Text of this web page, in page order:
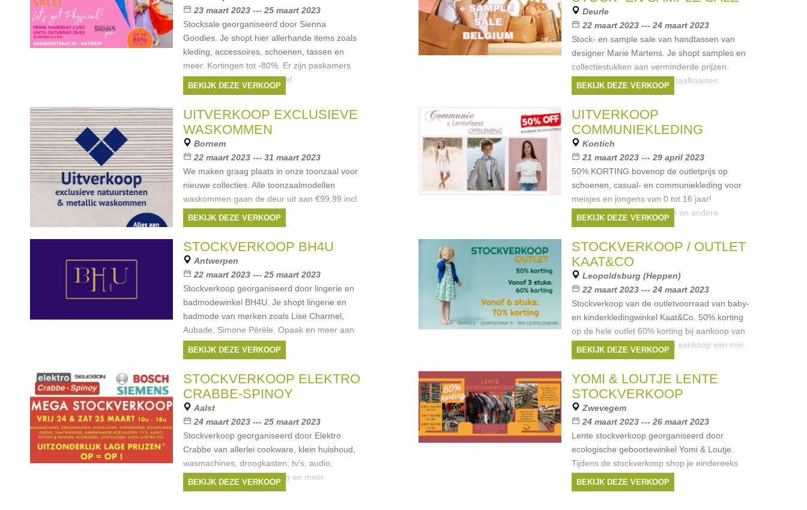
23 maart 2023 --- 25 maart 2023
Stocksale georganiseerd door Sienna
Goodies. Je shopt hier allerhande items zoals
kleding, accessoires, schoenen, tassen en
meer. Kortingen tot -80%. Er zijn paskamers
aanwezig. Betalen kan enkel
BEKIJK DEZE VERKOOP
Deurle
22 maart 2023 --- 24 maart 2023
Stock- en sample sale van handtassen van
designer Marie Martens. Je shopt samples en
collectiestukken aan verminderde prijzen.
Betalen kan cash of met betaalkaarten.
BEKIJK DEZE VERKOOP
UITVERKOOP EXCLUSIEVE
WASKOMMEN
Bornem
22 maart 2023 --- 31 maart 2023
We maken graag plaats in onze toonzaal voor
nieuwe collecties. Alle toonzaalmodellen
waskommen gaan de deur uit aan €99,99 incl.
btw
Merken:Aloha,mosavit
BEKIJK DEZE VERKOOP
UITVERKOOP
COMMUNIEKLEDING
Kontich
21 maart 2023 --- 29 april 2023
50% KORTING bovenop de outletprijs op
schoenen, casual- en communiekleding voor
meisjes en jongens van 0 tot 16 jaar!
*uitgezonderd ronde prijzen en andere
kortingen
BEKIJK DEZE VERKOOP
STOCKVERKOOP BH4U
Antwerpen
22 maart 2023 --- 25 maart 2023
Stockverkoop georganiseerd door lingerie en
badmodewinkel BH4U. Je shopt lingerie en
badmode van merken zoals Lise Charmel,
Aubade, Simone Pérèle, Opaak en meer aan
kortingen tot -50%.
BEKIJK DEZE VERKOOP
STOCKVERKOOP / OUTLET
KAAT&CO
Leopoldsburg (Heppen)
22 maart 2023 --- 24 maart 2023
Stockverkoop van de outletvoorraad van baby-
en kinderkledingwinkel Kaat&Co. 50% korting
op de hele outlet 60% korting bij aankoop van
min. 3 stuks 70% korting bij aankoop van min.
6 stuks! Ook
BEKIJK DEZE VERKOOP
STOCKVERKOOP ELEKTRO
CRABBE-SPINOY
Aalst
24 maart 2023 --- 25 maart 2023
Stockverkoop georganiseerd door Elektro
Crabbe van allerlei cookware, klein huishoud,
wasmachines, droogkasten, tv’s, audio,
vaatwassers, ovens, koeling en meer.
BEKIJK DEZE VERKOOP
YOMI & LOUTJE LENTE
STOCKVERKOOP
Zwevegem
24 maart 2023 --- 26 maart 2023
Lente stockverkoop georganiseerd door
ecologische geboortewinkel Yomi & Loutje.
Tijdens de stockverkoop shop je eindereeks
kleertjes aan -60%
BEKIJK DEZE VERKOOP